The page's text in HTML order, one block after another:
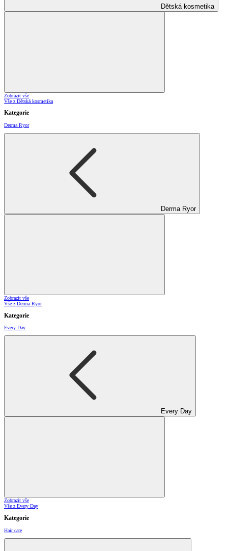
Dětská kosmetika
Zobrazit vše
Vše z Dětská kosmetika
Kategorie
Derma Ryor
Derma Ryor
Zobrazit vše
Vše z Derma Ryor
Kategorie
Every Day
Every Day
Zobrazit vše
Vše z Every Day
Kategorie
Hair care